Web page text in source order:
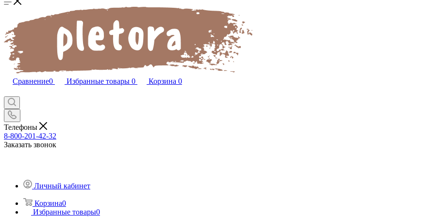
Сравнение0 Избранные товары 0 Корзина 0
Телефоны
8-800-201-42-32
Заказать звонок
Личный кабинет
Корзина0
Избранные товары0